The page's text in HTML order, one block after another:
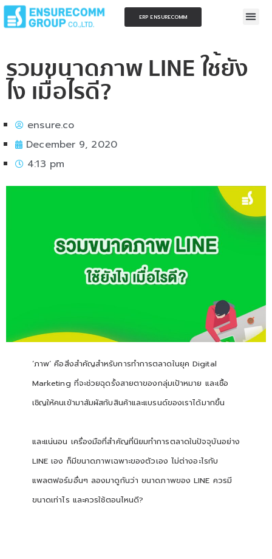
ERP ENSURECOMM
รวมขนาดภาพ LINE ใช้ยัง
ไง เมื่อไรดี?
ensure.co
December 9, 2020
4:13 pm
‘ภาพ’ คือสิ่งสำคัญสำหรับการทำการตลาดในยุค Digital
Marketing ที่จะช่วยฉุดรั้งสายตาของกลุ่มเป้าหมาย และเชื้อ
เชิญให้คนเข้ามาสัมผัสกับสินค้าและแบรนด์ของเราได้มากขึ้น
และแน่นอน เครื่องมือที่สำคัญที่นิยมทำการตลาดในปัจจุบันอย่าง
LINE เอง ก็มีขนาดภาพเฉพาะของตัวเอง ไม่ต่างอะไรกับ
แพลตฟอร์มอื่นๆ ลองมาดูกันว่า ขนาดภาพของ LINE ควรมี
ขนาดเท่าไร และควรใช้ตอนไหนดี?